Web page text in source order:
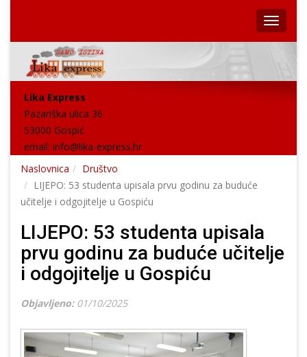
Lika Express
Pazariška ulica 36
53000 Gospić
email: info@lika-express.hr
Naslovnica
Društvo
LIJEPO: 53 studenta upisala prvu godinu za buduće
učitelje i odgojitelje u Gospiću
LIJEPO: 53 studenta upisala
prvu godinu za buduće učitelje
i odgojitelje u Gospiću
Objavljeno: 01/10/2025